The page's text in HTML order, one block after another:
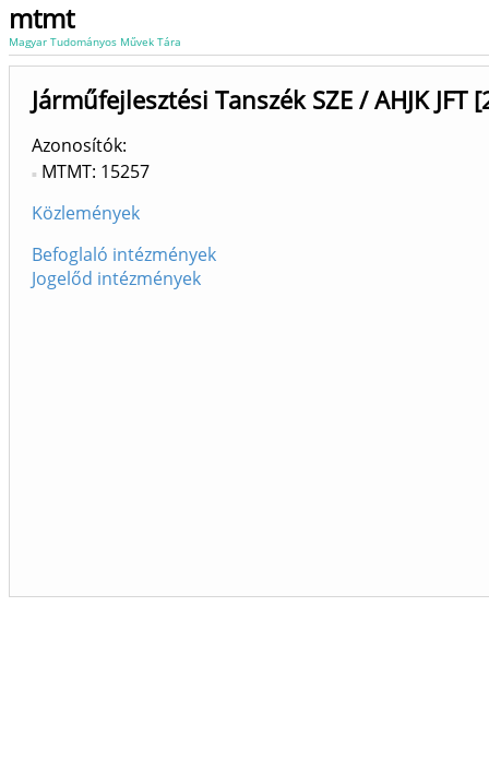
mtmt
Magyar Tudományos Művek Tára
Járműfejlesztési Tanszék SZE / AHJK JFT
Azonosítók
MTMT: 15257
Közlemények
Befoglaló intézmények
Jogelőd intézmények